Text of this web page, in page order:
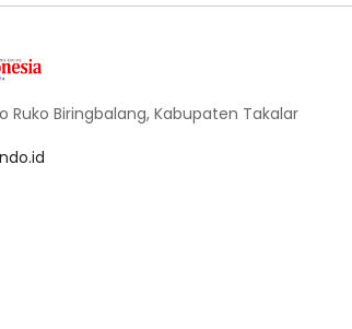
Ruko Biringbalang, Kabupaten Takalar